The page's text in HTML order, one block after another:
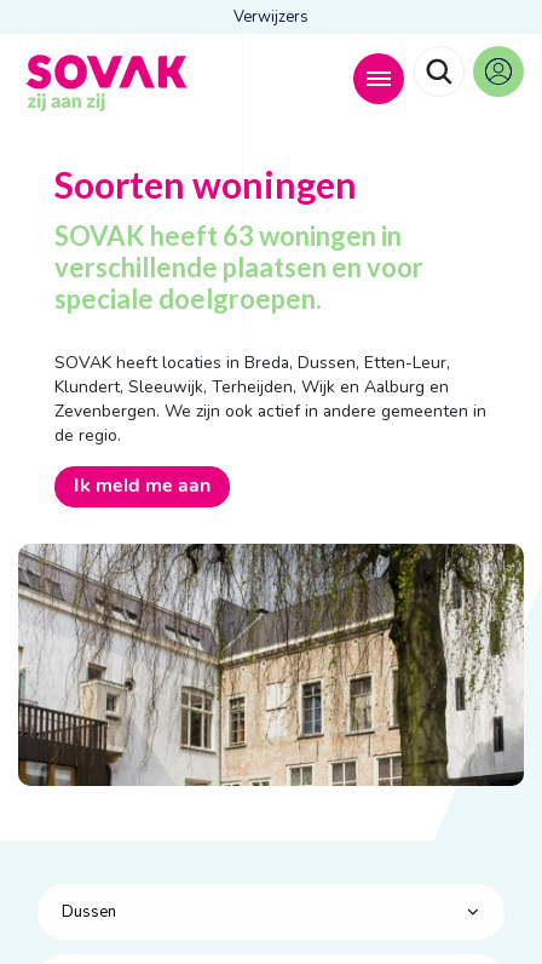
Verwijzers
Anderen zochten ook
Wonen
Dagbesteding
Behandelingen
Contact
Soorten woningen
SOVAK heeft 63 woningen in
verschillende plaatsen en voor
speciale doelgroepen.
SOVAK heeft locaties in Breda, Dussen, Etten-Leur,
Klundert, Sleeuwijk, Terheijden, Wijk en Aalburg en
Zevenbergen. We zijn ook actief in andere gemeenten in
de regio.
Ik meld me aan
Dussen